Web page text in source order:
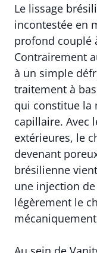
Le lissage
incontestée en
profond couplé
Contrairement
à un simple
traitement à
qui constitue la
capillaire. Avec
extérieures, le
devenant
brésilienne
une injection
légèrement le